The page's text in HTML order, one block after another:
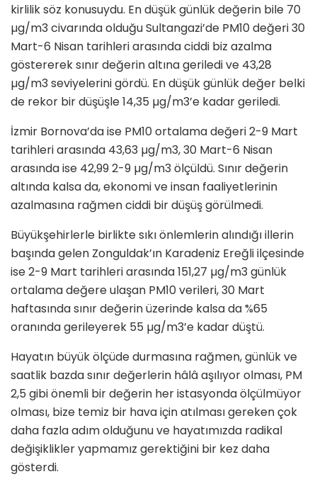
kirlilik söz konusuydu. En düşük günlük değerin bile 70
µg/m3 civarında olduğu Sultangazi’de PM10 değeri 30
Mart-6 Nisan tarihleri arasında ciddi biz azalma
göstererek sınır değerin altına geriledi ve 43,28
µg/m3 seviyelerini gördü. En düşük günlük değer belki
de rekor bir düşüşle 14,35 µg/m3’e kadar geriledi.
İzmir Bornova’da ise PM10 ortalama değeri 2-9 Mart
tarihleri arasında 43,63 µg/m3, 30 Mart-6 Nisan
arasında ise 42,99 2-9 µg/m3 ölçüldü. Sınır değerin
altında kalsa da, ekonomi ve insan faaliyetlerinin
azalmasına rağmen ciddi bir düşüş görülmedi.
Büyükşehirlerle birlikte sıkı önlemlerin alındığı illerin
başında gelen Zonguldak’ın Karadeniz Ereğli ilçesinde
ise 2-9 Mart tarihleri arasında 151,27 µg/m3 günlük
ortalama değere ulaşan PM10 verileri, 30 Mart
haftasında sınır değerin üzerinde kalsa da %65
oranında gerileyerek 55 µg/m3’e kadar düştü.
Hayatın büyük ölçüde durmasına rağmen, günlük ve
saatlik bazda sınır değerlerin hâlâ aşılıyor olması, PM
2,5 gibi önemli bir değerin her istasyonda ölçülmüyor
olması, bize temiz bir hava için atılması gereken çok
daha fazla adım olduğunu ve hayatımızda radikal
değişiklikler yapmamız gerektiğini bir kez daha
gösterdi.